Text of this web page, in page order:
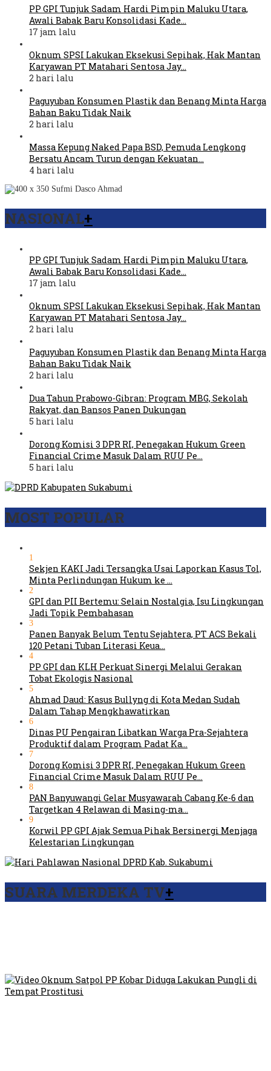
PP GPI Tunjuk Sadam Hardi Pimpin Maluku Utara,
Awali Babak Baru Konsolidasi Kade…
17 jam lalu
Oknum SPSI Lakukan Eksekusi Sepihak, Hak Mantan
Karyawan PT Matahari Sentosa Jay…
2 hari lalu
Paguyuban Konsumen Plastik dan Benang Minta Harga
Bahan Baku Tidak Naik
2 hari lalu
Massa Kepung Naked Papa BSD, Pemuda Lengkong
Bersatu Ancam Turun dengan Kekuatan…
4 hari lalu
NASIONAL+
PP GPI Tunjuk Sadam Hardi Pimpin Maluku Utara,
Awali Babak Baru Konsolidasi Kade…
17 jam lalu
Oknum SPSI Lakukan Eksekusi Sepihak, Hak Mantan
Karyawan PT Matahari Sentosa Jay…
2 hari lalu
Paguyuban Konsumen Plastik dan Benang Minta Harga
Bahan Baku Tidak Naik
2 hari lalu
Dua Tahun Prabowo-Gibran: Program MBG, Sekolah
Rakyat, dan Bansos Panen Dukungan
5 hari lalu
Dorong Komisi 3 DPR RI, Penegakan Hukum Green
Financial Crime Masuk Dalam RUU Pe…
5 hari lalu
MOST POPULAR
1
Sekjen KAKI Jadi Tersangka Usai Laporkan Kasus Tol,
Minta Perlindungan Hukum ke …
2
GPI dan PII Bertemu: Selain Nostalgia, Isu Lingkungan
Jadi Topik Pembahasan
3
Panen Banyak Belum Tentu Sejahtera, PT ACS Bekali
120 Petani Tuban Literasi Keua…
4
PP GPI dan KLH Perkuat Sinergi Melalui Gerakan
Tobat Ekologis Nasional
5
Ahmad Daud: Kasus Bullyng di Kota Medan Sudah
Dalam Tahap Mengkhawatirkan
6
Dinas PU Pengairan Libatkan Warga Pra-Sejahtera
Produktif dalam Program Padat Ka…
7
Dorong Komisi 3 DPR RI, Penegakan Hukum Green
Financial Crime Masuk Dalam RUU Pe…
8
PAN Banyuwangi Gelar Musyawarah Cabang Ke-6 dan
Targetkan 4 Relawan di Masing-ma…
9
Korwil PP GPI Ajak Semua Pihak Bersinergi Menjaga
Kelestarian Lingkungan
SUARA MERDEKA TV+